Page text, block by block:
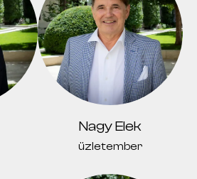
Nagy Elek
üzletember